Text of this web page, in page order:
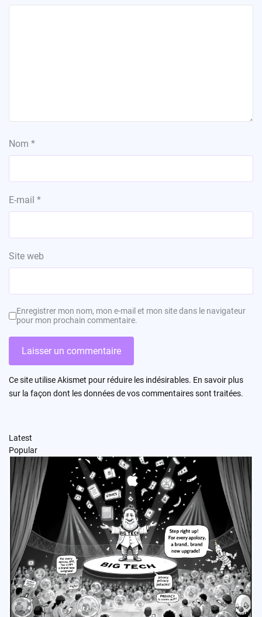
Nom *
E-mail *
Site web
Enregistrer mon nom, mon e-mail et mon site dans le navigateur
pour mon prochain commentaire.
Ce site utilise Akismet pour réduire les indésirables. En savoir plus
sur la façon dont les données de vos commentaires sont traitées.
Latest
Popular